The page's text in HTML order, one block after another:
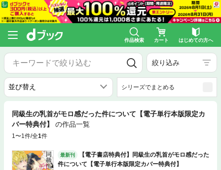
作品検索 カート はじめての方へ
絞り込み
シリーズでまとめる
同級生の乳首がモロ感だった件について【電子単行本版限定カ
バー特典付】
の作品一覧
1〜1件/全1件
最新刊
【電子書店特典付】同級生の乳首がモロ感だった
件について【電子単行本版限定カバー特典付】